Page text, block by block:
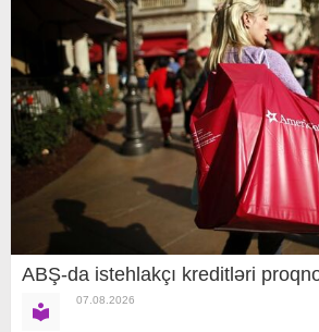
ABŞ-da istehlakçı kreditləri
07.08.2026